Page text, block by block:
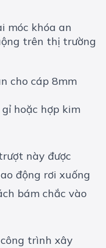
móc khóa an
trên thị trường
cho cáp 8mm
hoặc hợp kim
này được
động rơi xuống
bám chắc vào
trình xây